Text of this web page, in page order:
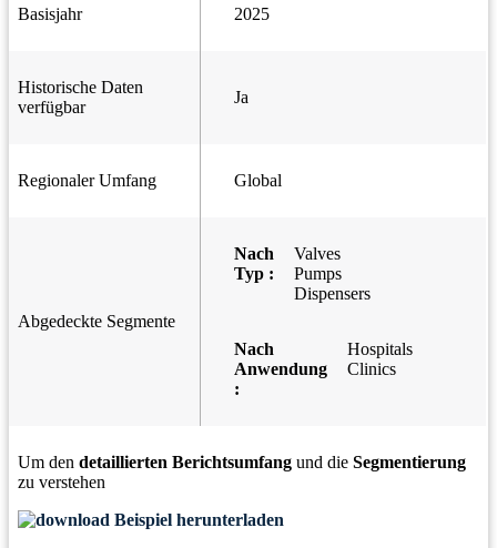
Basisjahr 2025
Historische Daten
verfügbar
Ja
Regionaler Umfang Global
Abgedeckte Segmente
Nach
Typ :
Valves
Pumps
Dispensers
Nach
Anwendung
:
Hospitals
Clinics
Um den detaillierten Berichtsumfang und die Segmentierung
zu verstehen
Beispiel herunterladen